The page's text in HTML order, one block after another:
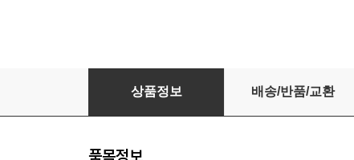
Elvis Presley - Harum Scarum And Girl
상품정보 배송/반품/교환
품목정보